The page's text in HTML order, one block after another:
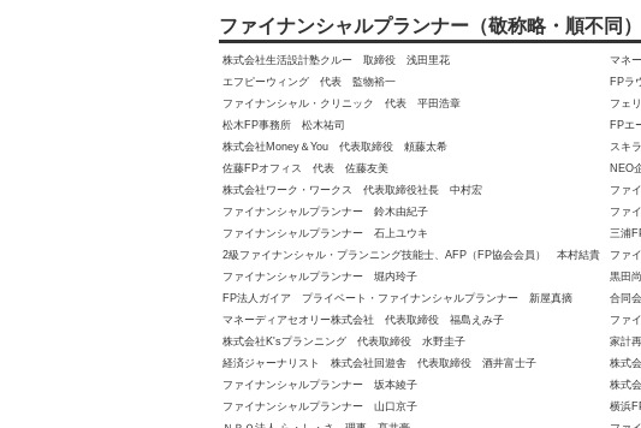
ファイナンシャルプランナー（敬称略・順不同）
株式会社生活設計塾クルー 取締役 浅田里花
マネ
エフピーウィング 代表 監物裕一
FPラ
ファイナンシャル・クリニック 代表 平田浩章
フェ
松木FP事務所 松木祐司
FPエ
株式会社Money＆You 代表取締役 頼藤太希
スキ
佐藤FPオフィス 代表 佐藤友美
NEO
株式会社ワーク・ワークス 代表取締役社長 中村宏
ファ
ファイナンシャルプランナー 鈴木由紀子
ファ
ファイナンシャルプランナー 石上ユウキ
三浦
2級ファイナンシャル・プランニング技能士、AFP（FP協会会員） 本村結貴
ファ
ファイナンシャルプランナー 堀内玲子
黒田
FP法人ガイア プライベート・ファイナンシャルプランナー 新屋真摘
合同
マネーディアセオリー株式会社 代表取締役 福島えみ子
ファ
株式会社K'sプランニング 代表取締役 水野圭子
家計
経済ジャーナリスト 株式会社回遊舎 代表取締役 酒井富士子
株式
ファイナンシャルプランナー 坂本綾子
株式
ファイナンシャルプランナー 山口京子
横浜